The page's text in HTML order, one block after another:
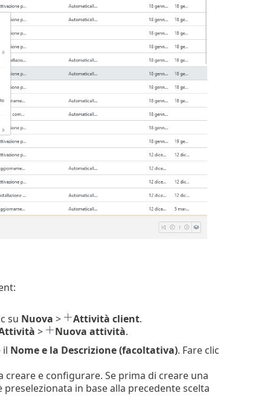
su Nuova > Attività client.
> Nuova attività.
il Nome e la Descrizione (facoltativa). Fare clic
e configurare. Se prima di creare una
preselezionata in base alla precedente scelta